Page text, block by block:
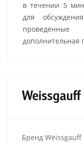
в течении 5
для
дополнительная
Бренд Weissgauff